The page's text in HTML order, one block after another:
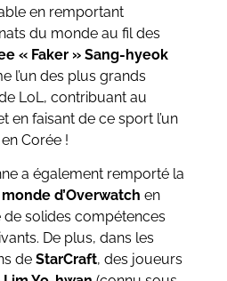
en remportant
du monde au fil des
« Faker » Sang-hyeok
l’un des plus grands
LoL, contribuant au
en faisant de ce sport l’un
Corée !
a également remporté la
d’Overwatch en
de solides compétences
De plus, dans les
de StarCraft, des joueurs